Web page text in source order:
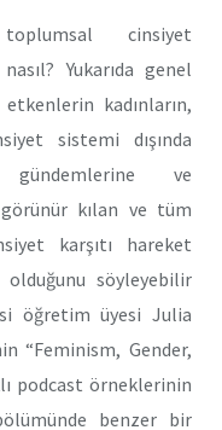
cinsiyet
Yukarıda genel
kadınların,
sistemi dışında
ve
kılan ve tüm
karşıtı hareket
olduğunu söyleyebilir
öğretim üyesi Julia
“Feminism, Gender,
podcast örneklerinin
benzer bir